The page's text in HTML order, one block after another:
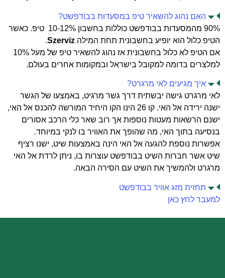
האם נהוג להשאיר טיפ במסעדות בבודפשט?
90% מהמסעדות בבודפשט כוללות בחשבון 10-12% טיפ. כאשר
הטיפ כלול הוא יופיע בחשבונית תחת המילה Szerviz
.
אם הטיפ לא כלול בחשבונית אז נהוג להשאיר טיפ של מעל 10%
למלצרים בדומה למקובל בישראל ובמקומות אחרים בעולם.
איך מגיעים לאי מרגרט?
לאי מרגרט גישה יבשתית דרך גשר מרגיט, באמצעו של הגשר
ישנה ירידה אל האי. קו 26 הינו הקו היחיד המורשה להכנס אל האי,
ישנם הרשאות מעטות נוספות אך רוב שאר כלי הרכב אסורים
בנסיעה בתוך האי, מה שהופך את האוויר בו לנקי במיוחד.
אפשרות נוספת להגעה אל האי הינה באמצעות שיט, ישנו רציף
שיט אשר חברות השיט בבודפשט עוצרות בו, ניתן לרדת אל האי
מרגרט ולהמשיך את השיט עם הסירה הבאה.
תחזית מזג אוויר בבודפשט
למעבר לחץ כאן